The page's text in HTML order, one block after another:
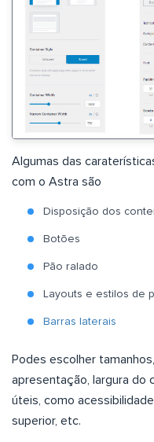
Algumas das
com o Astra são
Disposição dos
Botões
Pão ralado
Layouts e estilos de
Barras laterais
Podes escolher
apresentação, largura do
úteis, como
superior, etc.